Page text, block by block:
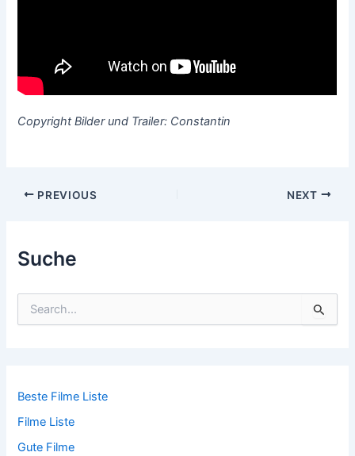
Suche
n
c
h
Beste Filme Liste
Filme Liste
Gute Filme
Copyright Bilder und Trailer: Constantin
Post
PREVIOUS NEXT